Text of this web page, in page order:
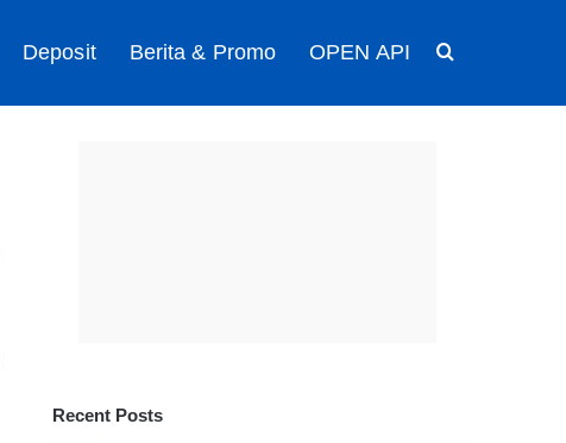
Deposit Berita & Promo OPEN API
Recent Posts